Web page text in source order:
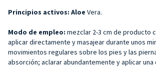
Principios activos: Aloe Vera.
Modo de empleo: mezclar 2-3 cm de producto
aplicar directamente y masajear durante unos
movimientos regulares sobre los pies y las
absorción; aclarar abundantemente y aplicar